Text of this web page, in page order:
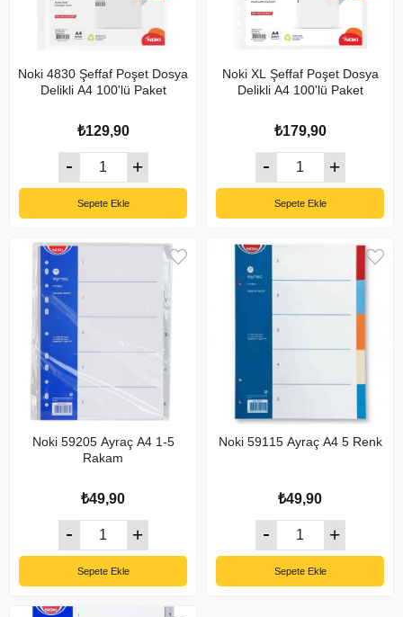
Noki 4830 Şeffaf Poşet Dosya
Delikli A4 100'lü Paket
₺129,90
Sepete Ekle
Noki XL Şeffaf Poşet Dosya
Delikli A4 100'lü Paket
₺179,90
Sepete Ekle
Noki 59205 Ayraç A4 1-5
Rakam
₺49,90
Sepete Ekle
Noki 59115 Ayraç A4 5 Renk
₺49,90
Sepete Ekle